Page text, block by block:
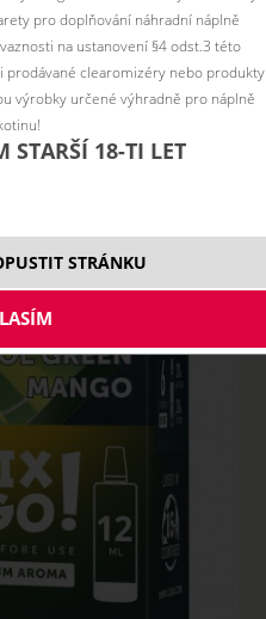
pro doplňování náhradní náplně
na ustanovení §4 odst.3 této
clearomizéry nebo produkty
výrobky určené výhradně pro náplně
STARŠÍ 18-TI LET
STRÁNKU